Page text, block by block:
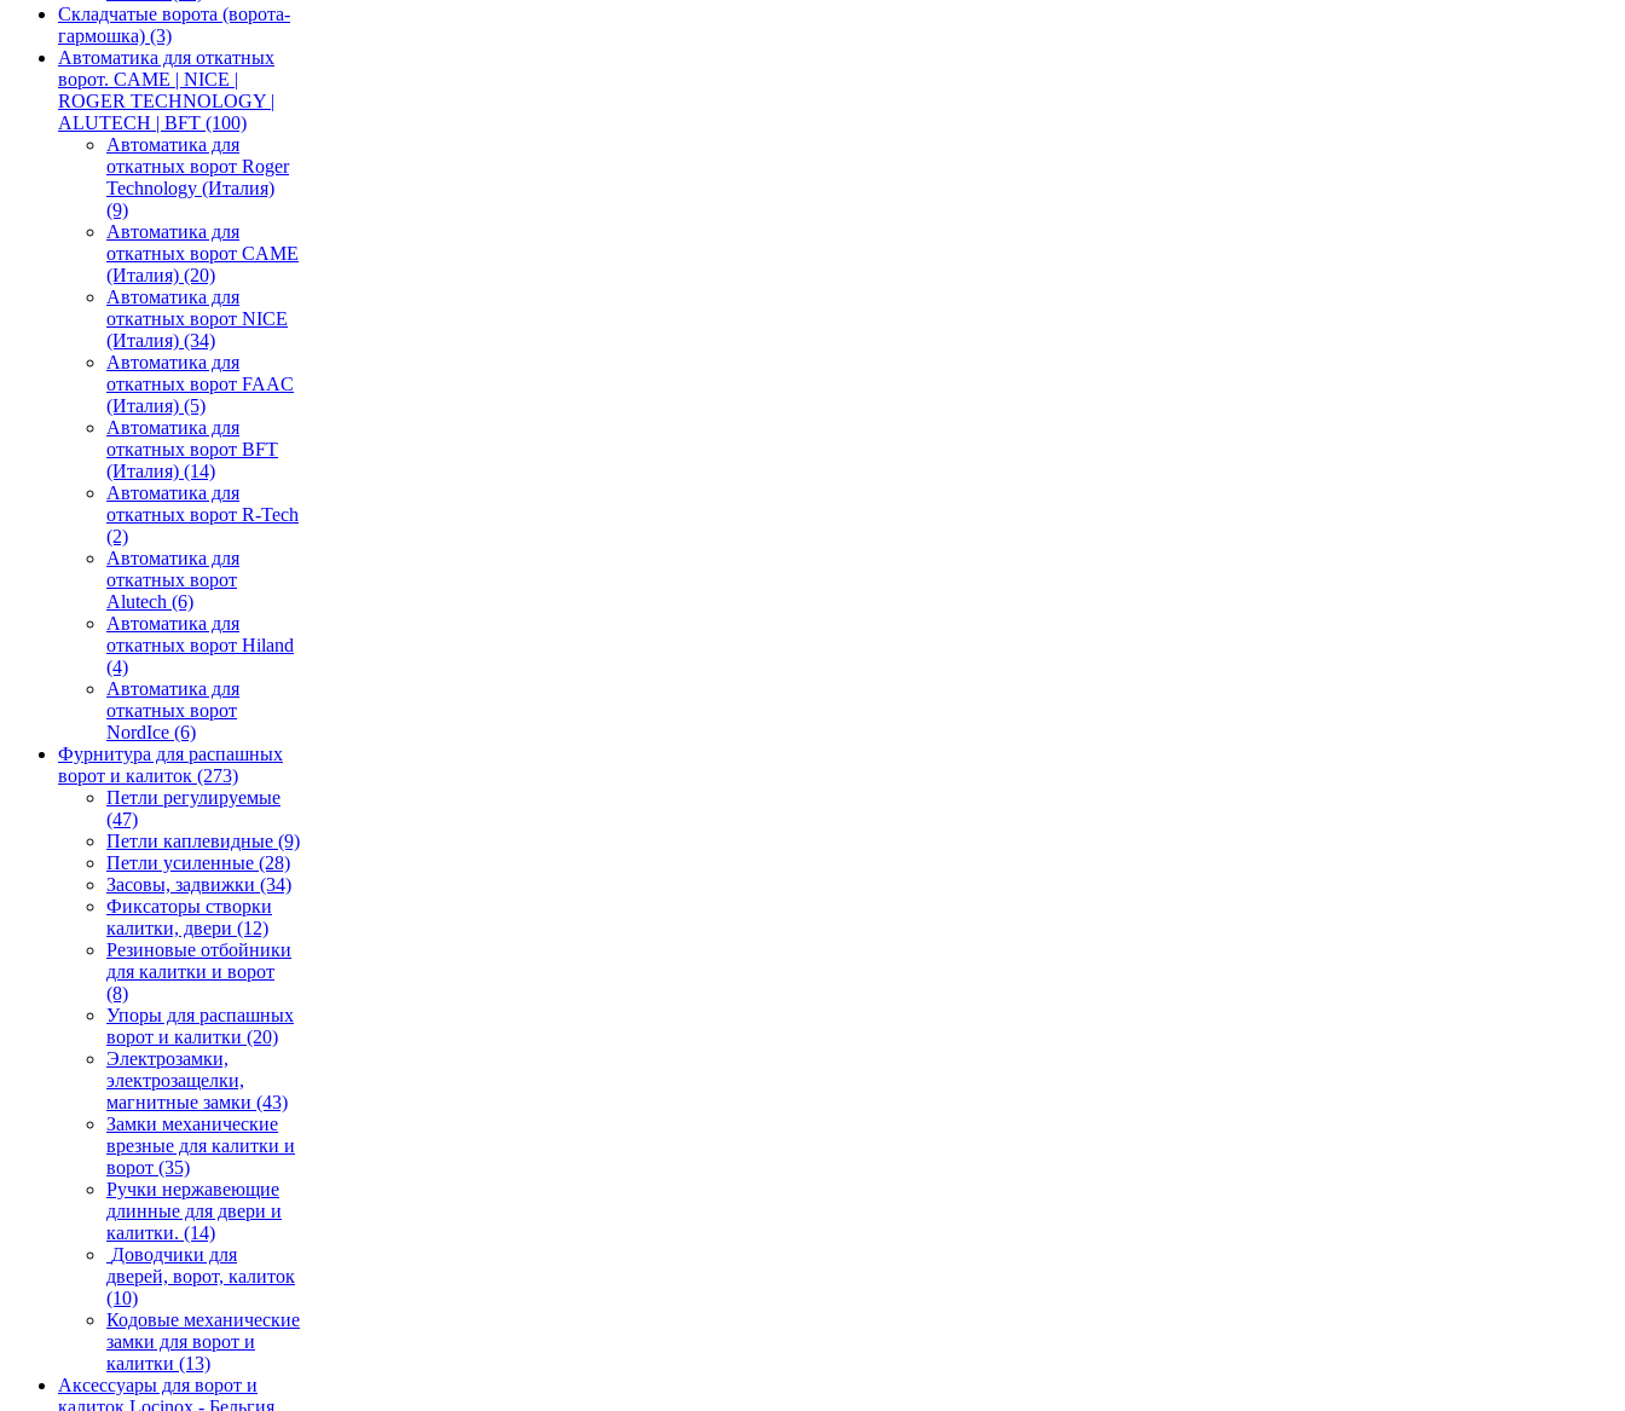
Складчатые ворота (ворота-
гармошка) (3)
Автоматика для откатных
ворот. CAME | NICE |
ROGER TECHNOLOGY |
ALUTECH | BFT (100)
Автоматика для
откатных ворот Roger
Technology (Италия)
(9)
Автоматика для
откатных ворот CAME
(Италия) (20)
Автоматика для
откатных ворот NICE
(Италия) (34)
Автоматика для
откатных ворот FAAC
(Италия) (5)
Автоматика для
откатных ворот BFT
(Италия) (14)
Автоматика для
откатных ворот R-Tech
(2)
Автоматика для
откатных ворот
Alutech (6)
Автоматика для
откатных ворот Hiland
(4)
Автоматика для
откатных ворот
NordIce (6)
Фурнитура для распашных
ворот и калиток (273)
Петли регулируемые
(47)
Петли каплевидные (9)
Петли усиленные (28)
Засовы, задвижки (34)
Фиксаторы створки
калитки, двери (12)
Резиновые отбойники
для калитки и ворот
(8)
Упоры для распашных
ворот и калитки (20)
Электрозамки,
электрозащелки,
магнитные замки (43)
Замки механические
врезные для калитки и
ворот (35)
Ручки нержавеющие
длинные для двери и
калитки. (14)
Доводчики для
дверей, ворот, калиток
(10)
Кодовые механические
замки для ворот и
калитки (13)
Аксессуары для ворот и
калиток Locinox - Бельгия